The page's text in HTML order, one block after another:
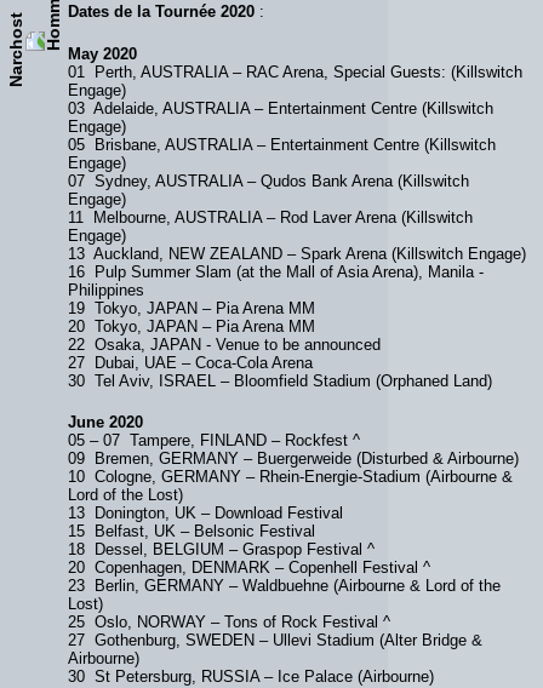
Narchost
Dates de la Tournée 2020 :
May 2020
01 Perth, AUSTRALIA – RAC Arena, Special Guests: (Killswitch
Engage)
03 Adelaide, AUSTRALIA – Entertainment Centre (Killswitch
Engage)
05 Brisbane, AUSTRALIA – Entertainment Centre (Killswitch
Engage)
07 Sydney, AUSTRALIA – Qudos Bank Arena (Killswitch
Engage)
11 Melbourne, AUSTRALIA – Rod Laver Arena (Killswitch
Engage)
13 Auckland, NEW ZEALAND – Spark Arena (Killswitch Engage)
16 Pulp Summer Slam (at the Mall of Asia Arena), Manila -
Philippines
19 Tokyo, JAPAN – Pia Arena MM
20 Tokyo, JAPAN – Pia Arena MM
22 Osaka, JAPAN - Venue to be announced
27 Dubai, UAE – Coca-Cola Arena
30 Tel Aviv, ISRAEL – Bloomfield Stadium (Orphaned Land)
June 2020
05 – 07 Tampere, FINLAND – Rockfest ^
09 Bremen, GERMANY – Buergerweide (Disturbed & Airbourne)
10 Cologne, GERMANY – Rhein-Energie-Stadium (Airbourne &
Lord of the Lost)
13 Donington, UK – Download Festival
15 Belfast, UK – Belsonic Festival
18 Dessel, BELGIUM – Graspop Festival ^
20 Copenhagen, DENMARK – Copenhell Festival ^
23 Berlin, GERMANY – Waldbuehne (Airbourne & Lord of the
Lost)
25 Oslo, NORWAY – Tons of Rock Festival ^
27 Gothenburg, SWEDEN – Ullevi Stadium (Alter Bridge &
Airbourne)
30 St Petersburg, RUSSIA – Ice Palace (Airbourne)